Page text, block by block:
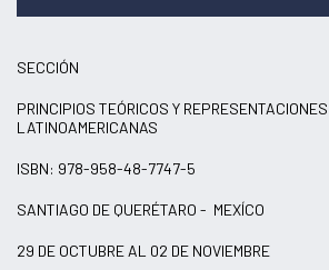
SECCIÓN
PRINCIPIOS TEÓRICOS Y
LATINOAMERICANAS
ISBN: 978-958-48-7747-5
SANTIAGO DE QUERÉTARO - MEXÍCO
29 DE OCTUBRE AL 02 DE NOVIEMBRE